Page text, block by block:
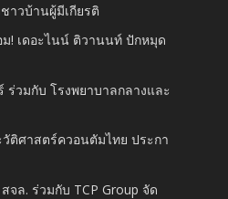
าวบ้านผู้มีเกียรติ
! เดอะไนน์ ติวานนท์ ปักหมุด
ร่วมกับ โรงพยาบาลกลางและ
วัติศาสตร์ควอนตัมไทย ประกา
จล. ร่วมกับ TCP Group จัด